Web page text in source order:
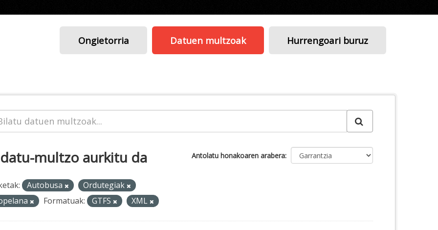
Ongietorria Datuen multzoak Hurrengoari buruz
Antolatu honakoaren arabera
multzo aurkitu da
Autobusa
Ordutegiak
Formatuak: GTFS XML